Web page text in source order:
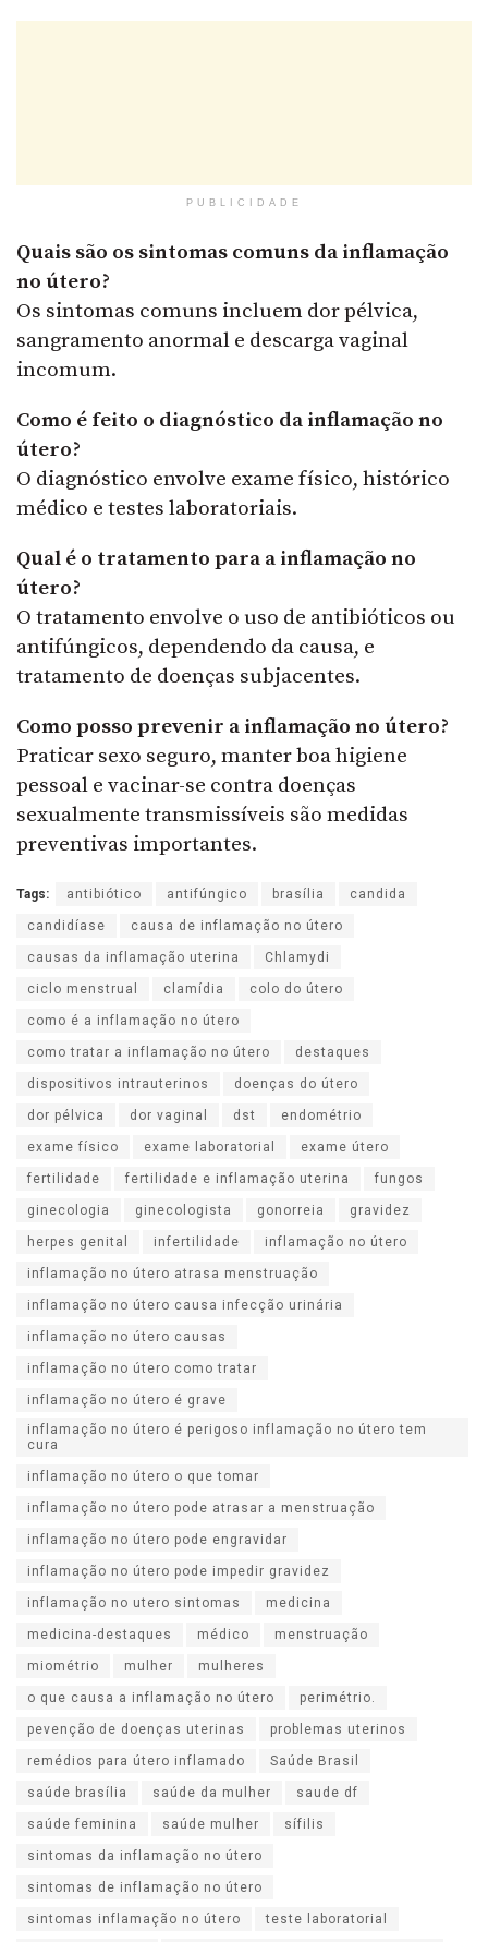
PUBLICIDADE
Quais são os sintomas comuns da inflamação
no útero?
Os sintomas comuns incluem dor pélvica,
sangramento anormal e descarga vaginal
incomum.
Como é feito o diagnóstico da inflamação no
útero?
O diagnóstico envolve exame físico, histórico
médico e testes laboratoriais.
Qual é o tratamento para a inflamação no
útero?
O tratamento envolve o uso de antibióticos ou
antifúngicos, dependendo da causa, e
tratamento de doenças subjacentes.
Como posso prevenir a inflamação no útero?
Praticar sexo seguro, manter boa higiene
pessoal e vacinar-se contra doenças
sexualmente transmissíveis são medidas
preventivas importantes.
Tags: antibiótico antifúngico brasília candida
candidíase causa de inflamação no útero
causas da inflamação uterina Chlamydi
ciclo menstrual clamídia colo do útero
como é a inflamação no útero
como tratar a inflamação no útero destaques
dispositivos intrauterinos doenças do útero
dor pélvica dor vaginal dst endométrio
exame físico exame laboratorial exame útero
fertilidade fertilidade e inflamação uterina fungos
ginecologia ginecologista gonorreia gravidez
herpes genital infertilidade inflamação no útero
inflamação no útero atrasa menstruação
inflamação no útero causa infecção urinária
inflamação no útero causas
inflamação no útero como tratar
inflamação no útero é grave
inflamação no útero é perigoso inflamação no útero tem
cura
inflamação no útero o que tomar
inflamação no útero pode atrasar a menstruação
inflamação no útero pode engravidar
inflamação no útero pode impedir gravidez
inflamação no utero sintomas medicina
medicina-destaques médico menstruação
miométrio mulher mulheres
o que causa a inflamação no útero perimétrio.
pevenção de doenças uterinas problemas uterinos
remédios para útero inflamado Saúde Brasil
saúde brasília saúde da mulher saude df
saúde feminina saúde mulher sífilis
sintomas da inflamação no útero
sintomas de inflamação no útero
sintomas inflamação no útero teste laboratorial